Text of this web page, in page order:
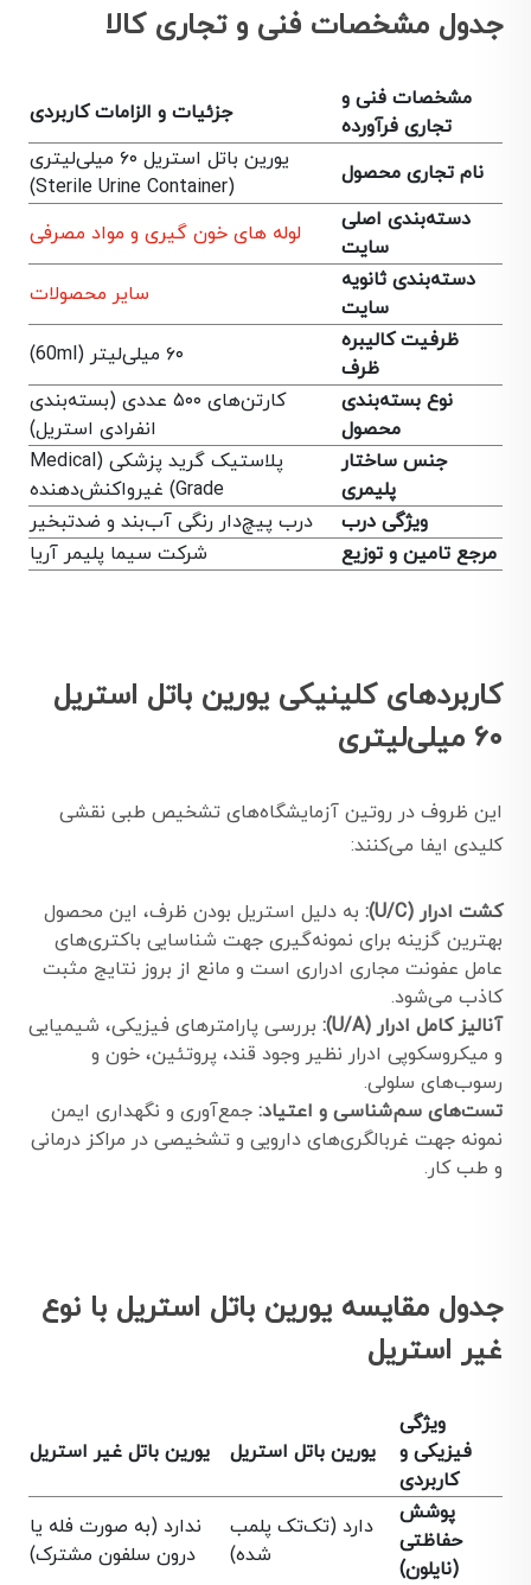
جدول مشخصات فنی و تجاری کالا
مشخصات فنی و
تجاری فرآورده
جزئیات و الزامات کاربردی
نام تجاری محصول
یورین باتل استریل ۶۰ میلی‌لیتری
(Sterile Urine Container)
دسته‌بندی اصلی
سایت
لوله های خون گیری و مواد مصرفی
دسته‌بندی ثانویه
سایت
سایر محصولات
ظرفیت کالیبره
ظرف
۶۰ میلی‌لیتر (60ml)
نوع بسته‌بندی
محصول
کارتن‌های ۵۰۰ عددی (بسته‌بندی
انفرادی استریل)
جنس ساختار
پلیمری
پلاستیک گرید پزشکی (Medical
Grade) غیرواکنش‌دهنده
ویژگی درب
درب پیچ‌دار رنگی آب‌بند و ضد‌تبخیر
مرجع تامین و توزیع
شرکت سیما پلیمر آریا
کاربردهای کلینیکی یورین باتل استریل
۶۰ میلی‌لیتری
این ظروف در روتین آزمایشگاه‌های تشخیص طبی نقشی
کلیدی ایفا می‌کنند:
کشت ادرار (U/C):
به دلیل استریل بودن ظرف، این محصول
بهترین گزینه برای نمونه‌گیری جهت شناسایی باکتری‌های
عامل عفونت مجاری ادراری است و مانع از بروز نتایج مثبت
کاذب می‌شود.
آنالیز کامل ادرار (U/A):
بررسی پارامترهای فیزیکی، شیمیایی
و میکروسکوپی ادرار نظیر وجود قند، پروتئین، خون و
رسوب‌های سلولی.
تست‌های سم‌شناسی و اعتیاد: جمع‌آوری و نگهداری ایمن
نمونه جهت غربالگری‌های دارویی و تشخیصی در مراکز درمانی
و طب کار.
جدول مقایسه یورین باتل استریل با نوع
غیر استریل
ویژگی
فیزیکی و
کاربردی
یورین باتل استریل یورین باتل غیر استریل
پوشش
حفاظتی
(نایلون)
دارد (تک‌تک پلمب
شده)
ندارد (به صورت فله یا
درون سلفون مشترک)